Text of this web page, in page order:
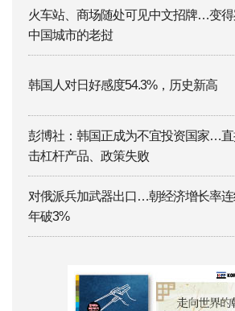
火车站、商场随处可见中文招牌…变
中国城市的老挝
韩国人对日好感度54.3%，历史新高
彭博社：韩国正成为不宜投资国家…
击杠杆产品、政策失败
对俄派兵加武器出口…朝经济增长率
年破3%